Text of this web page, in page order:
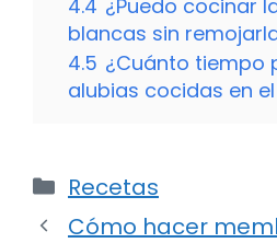
4.4 ¿Puedo cocinar
blancas sin
4.5 ¿Cuánto tiempo
alubias cocidas en
Categorías
Recetas
Cómo hacer